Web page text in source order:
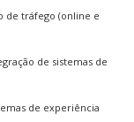
de tráfego (online e
de sistemas de
de experiência